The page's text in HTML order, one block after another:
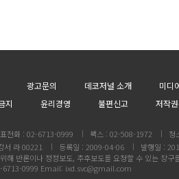
광고문의 데코저널 소개
미디
지 윤리경영 불편신고 저작
전화 : 02-6713-0999 팩스 : 02-508-1972
청
서 라 00221 등록일 : 2009-04-06
발행일 :
해 반론이나 정정보도, 추후보도를 요청할 수 있는 창구
6713-0999 Email: ixd.svc@gmail.com